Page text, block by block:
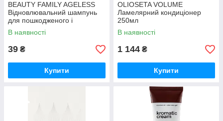
BEAUTY FAMILY AGELESS
Відновлювальний шампунь
для пошкодженого і
ослабленого волосся 10мл
В наявності
39 ₴
Купити
OLIOSETA VOLUME
Ламелярний кондиціонер
250мл
В наявності
1 144 ₴
Купити